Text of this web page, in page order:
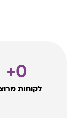
לקוחות מרוצות
0
+